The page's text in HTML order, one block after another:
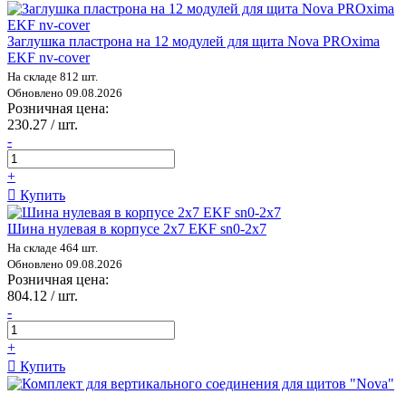
Заглушка пластрона на 12 модулей для щита Nova PROxima
EKF nv-cover
На складе 812 шт.
Обновлено 09.08.2026
Розничная цена:
230.27 / шт.
-
+
Купить
Шина нулевая в корпусе 2х7 EKF sn0-2x7
На складе 464 шт.
Обновлено 09.08.2026
Розничная цена:
804.12 / шт.
-
+
Купить